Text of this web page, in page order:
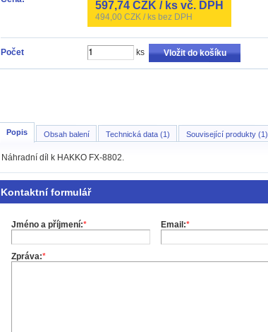
597,74 CZK / ks vč. DPH
494,00 CZK / ks bez DPH
Počet ks Vložit do košíku
Popis Obsah balení Technická data (1) Související produkty (1)
Náhradní díl k HAKKO FX-8802.
Kontaktní formulář
Jméno a příjmení:* Email:*
Zpráva:*